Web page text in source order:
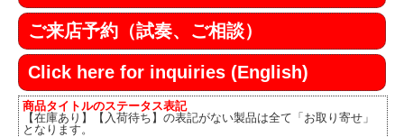
ご来店予約（試奏、ご相談）
Click here for inquiries (English)
商品タイトルのステータス表記
【在庫あり】【入荷待ち】の表記がない製品は全て「お取り寄せ」
となります。